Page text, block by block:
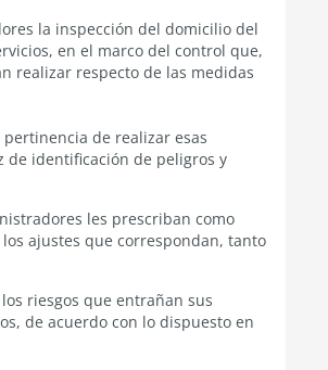
la inspección del domicilio del
en el marco del control que,
realizar respecto de las medidas
de realizar esas
de identificación de peligros y
les prescriban como
ajustes que correspondan, tanto
riesgos que entrañan sus
de acuerdo con lo dispuesto en